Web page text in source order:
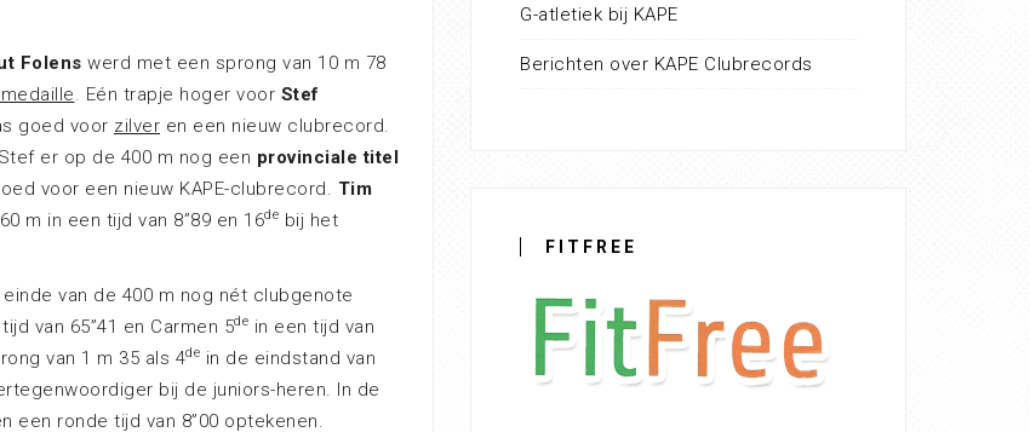
Folens werd met een sprong van 10 m 78
. Eén trapje hoger voor Stef
goed voor zilver en een nieuw clubrecord.
er op de 400 m nog een provinciale titel
voor een nieuw KAPE-clubrecord. Tim
m in een tijd van 8”89 en 16de bij het
van de 400 m nog nét clubgenote
van 65”41 en Carmen 5de in een tijd van
van 1 m 35 als 4de in de eindstand van
bij de juniors-heren. In de
een ronde tijd van 8”00 optekenen.
G-atletiek bij KAPE
Berichten over KAPE Clubrecords
FITFREE